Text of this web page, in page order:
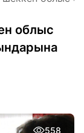
облыс
558